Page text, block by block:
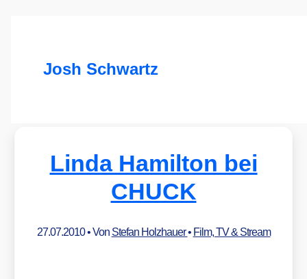
Josh Schwartz
Linda Hamilton bei
CHUCK
27.07.2010• Von Stefan Holzhauer• Film, TV & Stream